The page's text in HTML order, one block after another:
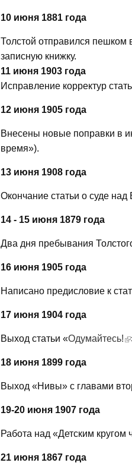
10 июня 1881 года
Толстой отправился пешком
записную книжку.
11 июня 1903 года
Исправление корректур
12 июня 1905 года
Внесены новые поправки в
время»).
13 июня 1908 года
Окончание статьи о суде
14 - 15 июня 1879 года
Два дня пребывания
16 июня 1905 года
Написано предисловие к
17 июня 1904 года
Выход статьи «Одумайтесь!
18 июня 1899 года
Выход «Нивы» с главами
19-20 июня 1907 года
Работа над «Детским кругом
21 июня 1867 года